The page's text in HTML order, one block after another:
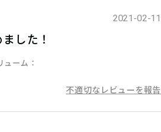
2021-02-11
した！
ューム
不適切なレビューを報告